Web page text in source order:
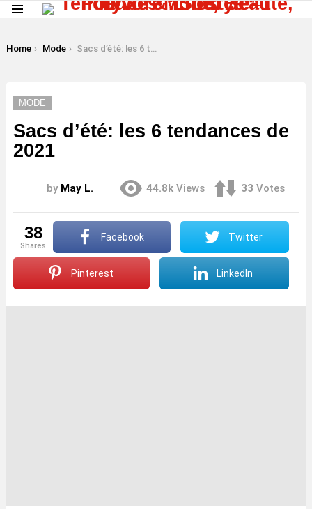
You are here:
Home Mode Sacs d’été: les 6 tendances de 2021
MODE
Sacs d’été: les 6 tendances de
2021
by May L. 44.8k Views 33 Votes
38
shares
Facebook Twitter
Pinterest LinkedIn